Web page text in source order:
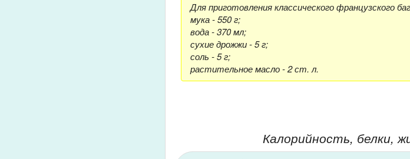
Для приготовления классического французского
мука - 550 г;
вода - 370 мл;
сухие дрожжи - 5 г;
соль - 5 г;
растительное масло - 2 ст. л.
Калорийность, белки,